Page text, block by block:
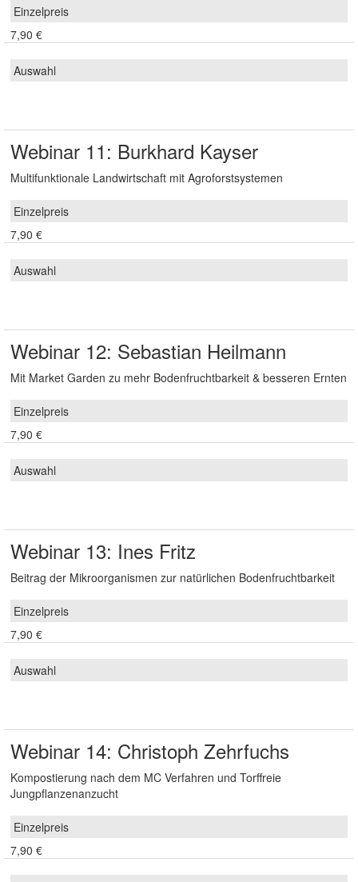
7,90 €
Webinar 11: Burkhard Kayser
Multifunktionale Landwirtschaft mit Agroforstsystemen
7,90 €
Webinar 12: Sebastian Heilmann
Mit Market Garden zu mehr Bodenfruchtbarkeit & besseren Ernten
7,90 €
Webinar 13: Ines Fritz
Beitrag der Mikroorganismen zur natürlichen Bodenfruchtbarkeit
7,90 €
Webinar 14: Christoph Zehrfuchs
Kompostierung nach dem MC Verfahren und Torffreie
Jungpflanzenanzucht
7,90 €